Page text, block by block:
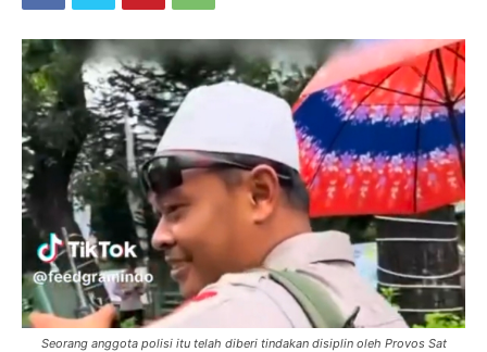
Seorang anggota polisi itu telah diberi tindakan disiplin oleh Provos Sat